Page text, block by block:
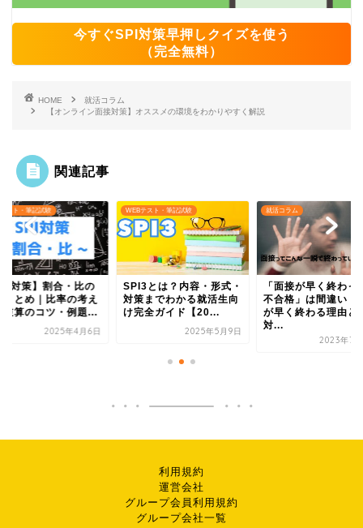
今すぐSPI対策早押しクイズを使う
（完全無料）
HOME
就活コラム
【オンライン面接対策】オススメの環境をわかりやすく解説
関連記事
スト・筆記試験
対策】割合・比の
まとめ｜比率の考え
逆算のコツ・例題...
2025年4月6日
WEBテスト・筆記試験
SPI3とは？内容・形式・
対策までわかる就活生向
け完全ガイド【20...
2025年5月9日
就活コラム
「面接が早く終わっ
不合格」は間違い！
が早く終わる理由と
対...
2023年7
利用規約
運営会社
グループ会員利用規約
グループ会社一覧